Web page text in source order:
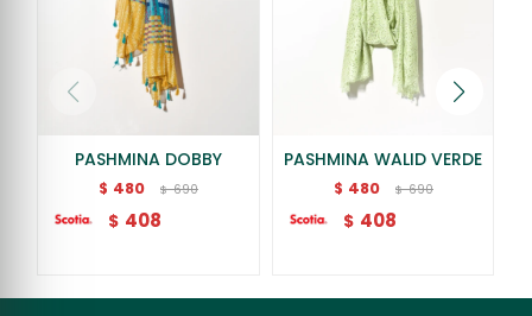
PASHMINA DOBBY
$ 480 $ 690
$ 408
PASHMINA WALID VERDE
$ 480 $ 690
$ 408